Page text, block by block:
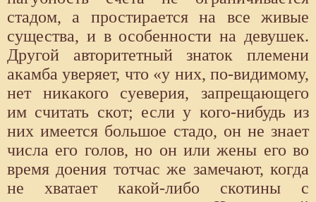
стадом, а простирается на все живые
существа, и в особенности на девушек.
Другой авторитетный знаток племени
акамба уверяет, что «у них, по-видимому,
нет никакого суеверия, запрещающего
им считать скот; если у кого-нибудь из
них имеется большое стадо, он не знает
числа его голов, но он или жены его во
время доения тотчас же замечают, когда
не хватает какой-либо скотины с